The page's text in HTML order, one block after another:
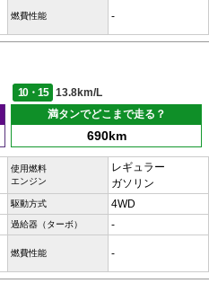
燃費性能 -
10・15
13.8km/L
満タンでどこまで走る？
690km
使用燃料
エンジン
レギュラー
ガソリン
駆動方式 4WD
過給器（ターボ） -
燃費性能 -